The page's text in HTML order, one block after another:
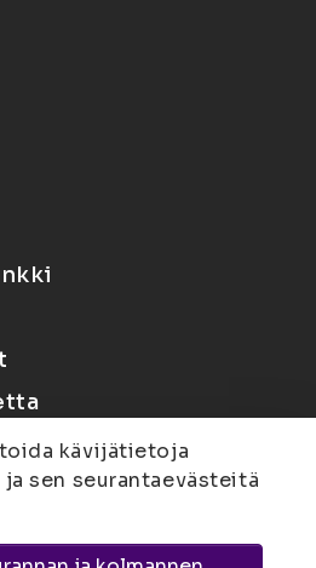
kävijätietoja
sen seurantaevästeitä